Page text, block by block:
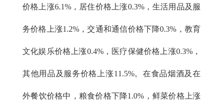
价格上涨6.1%，居住价格上涨0.3%，生活用品及服
务价格上涨1.2%，交通和通信价格下降0.3%，教育
文化娱乐价格上涨0.4%，医疗保健价格上涨0.3%，
其他用品及服务价格上涨11.5%。在食品烟酒及在
外餐饮价格中，粮食价格下降1.0%，鲜菜价格上涨